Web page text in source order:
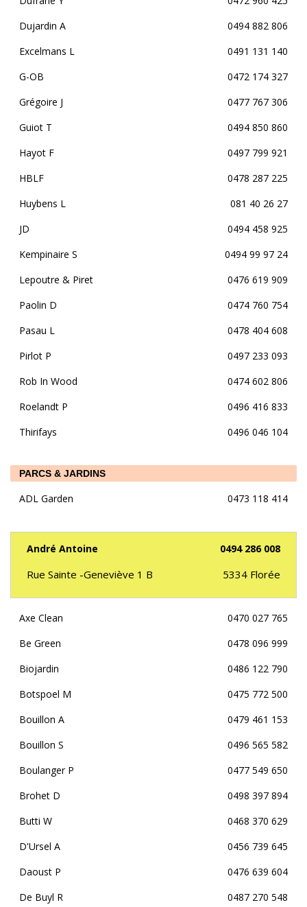
Dujardin A
0494 882 806
Excelmans L
0491 131 140
G-OB
0472 174 327
Grégoire J
0477 767 306
Guiot T
0494 850 860
Hayot F
0497 799 921
HBLF
0478 287 225
Huybens L
081 40 26 27
JD
0494 458 925
Kempinaire S
0494 99 97 24
Lepoutre & Piret
0476 619 909
Paolin D
0474 760 754
Pasau L
0478 404 608
Pirlot P
0497 233 093
Rob In Wood
0474 602 806
Roelandt P
0496 416 833
Thirifays
0496 046 104
PARCS & JARDINS
ADL Garden 0473 118 414
André Antoine 0494 286 008
Rue Sainte -Geneviève 1 B 5334 Florée
Axe Clean
0470 027 765
Be Green
0478 096 999
Biojardin
0486 122 790
Botspoel M
0475 772 500
Bouillon A
0479 461 153
Bouillon S
0496 565 582
Boulanger P
0477 549 650
Brohet D
0498 397 894
Butti W
0468 370 629
D'Ursel A
0456 739 645
Daoust P
0476 639 604
De Buyl R
0487 270 548